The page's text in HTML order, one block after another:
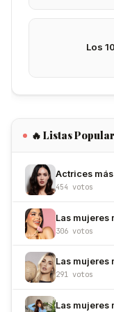
Los
🔥 Listas
Actrices
454 votos
Las mujeres
306 votos
Las mujeres
291 votos
Las mujeres